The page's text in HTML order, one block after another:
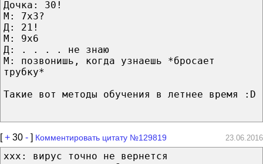
Дочка: 30!
М: 7х3?
Д: 21!
М: 9х6
Д: . . . . не знаю
М: позвонишь, когда узнаешь *бросает
трубку*
Такие вот методы обучения в летнее время :D
[+ 30 - ] Комментировать цитату №129819 23.06.2016
xxx: вирус точно не вернется